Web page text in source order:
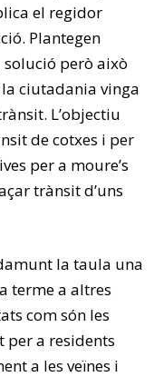
el regidor
Plantegen
solució però això
ciutadania vinga
L’objectiu
de cotxes i per
per a moure’s
trànsit d’uns
la taula una
terme a altres
com són les
per a residents
a les veïnes i